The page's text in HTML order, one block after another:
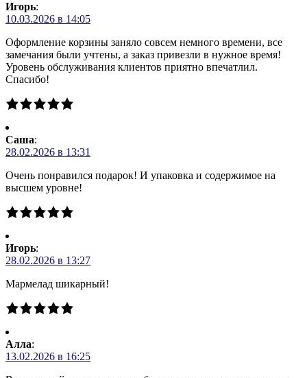
Игорь:
10.03.2026 в 14:05
Оформление корзины заняло совсем немного времени, все
замечания были учтены, а заказ привезли в нужное время!
Уровень обслуживания клиентов приятно впечатлил.
Спасибо!
Саша:
28.02.2026 в 13:31
Очень понравился подарок! И упаковка и содержимое на
высшем уровне!
Игорь:
28.02.2026 в 13:27
Мармелад шикарный!
Алла:
13.02.2026 в 16:25